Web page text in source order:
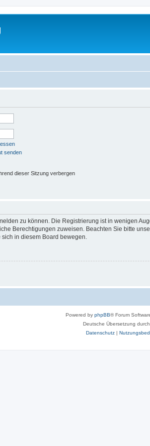
senden
dieser Sitzung verbergen
zu können. Die Registrierung ist in wenigen
Berechtigungen zuweisen. Beachten Sie bitte
in diesem Board bewegen.
Powered by phpBB® Forum
Deutsche Übersetzung durch
Datenschutz|